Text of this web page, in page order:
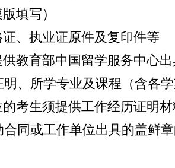
填写）
、执业证原件及复印件等
教育部中国留学服务中心出
、所学专业及课程（含各
考生须提供工作经历证明
合同或工作单位出具的盖鲜